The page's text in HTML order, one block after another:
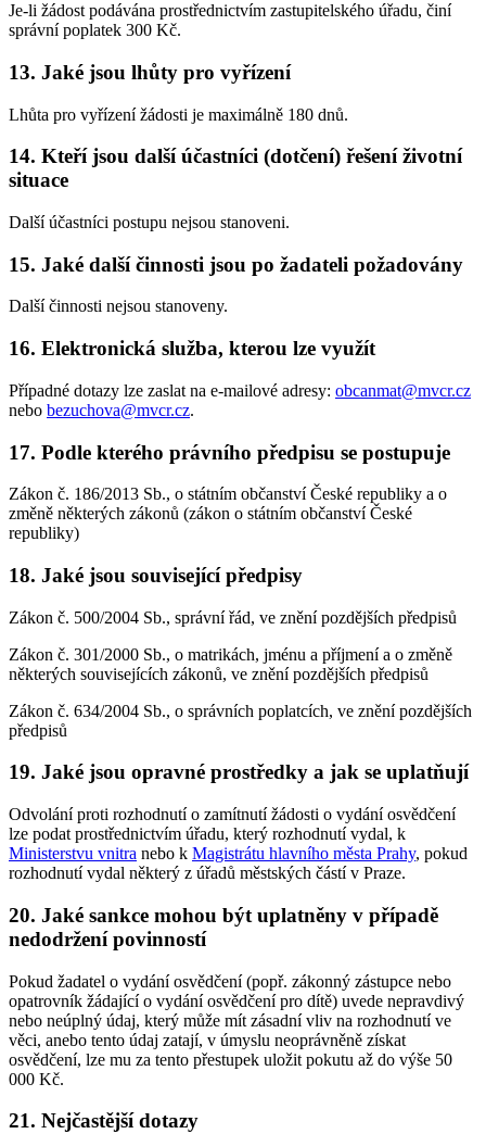
Je-li žádost podávána prostřednictvím zastupitelského úřadu, činí
správní poplatek 300 Kč.
13. Jaké jsou lhůty pro vyřízení
Lhůta pro vyřízení žádosti je maximálně 180 dnů.
14. Kteří jsou další účastníci (dotčení) řešení životní
situace
Další účastníci postupu nejsou stanoveni.
15. Jaké další činnosti jsou po žadateli požadovány
Další činnosti nejsou stanoveny.
16. Elektronická služba, kterou lze využít
Případné dotazy lze zaslat na e-mailové adresy: obcanmat@mvcr.cz
nebo bezuchova@mvcr.cz.
17. Podle kterého právního předpisu se postupuje
Zákon č. 186/2013 Sb., o státním občanství České republiky a o
změně některých zákonů (zákon o státním občanství České
republiky)
18. Jaké jsou související předpisy
Zákon č. 500/2004 Sb., správní řád, ve znění pozdějších předpisů
Zákon č. 301/2000 Sb., o matrikách, jménu a příjmení a o změně
některých souvisejících zákonů, ve znění pozdějších předpisů
Zákon č. 634/2004 Sb., o správních poplatcích, ve znění pozdějších
předpisů
19. Jaké jsou opravné prostředky a jak se uplatňují
Odvolání proti rozhodnutí o zamítnutí žádosti o vydání osvědčení
lze podat prostřednictvím úřadu, který rozhodnutí vydal, k
Ministerstvu vnitra nebo k Magistrátu hlavního města Prahy, pokud
rozhodnutí vydal některý z úřadů městských částí v Praze.
20. Jaké sankce mohou být uplatněny v případě
nedodržení povinností
Pokud žadatel o vydání osvědčení (popř. zákonný zástupce nebo
opatrovník žádající o vydání osvědčení pro dítě) uvede nepravdivý
nebo neúplný údaj, který může mít zásadní vliv na rozhodnutí ve
věci, anebo tento údaj zatají, v úmyslu neoprávněně získat
osvědčení, lze mu za tento přestupek uložit pokutu až do výše 50
000 Kč.
21. Nejčastější dotazy